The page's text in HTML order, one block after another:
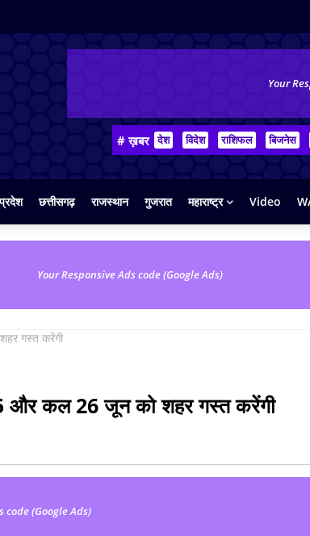
Your
# ख़बर देश विदेश राशिफल बिजनेस
छत्तीसगढ़ राजस्थान गुजरात महाराष्ट्र Video
Your Responsive Ads code (Google Ads)
गस्त करेंगी
और कल 26 जून को शहर गस्त करेंगी
code (Google Ads)